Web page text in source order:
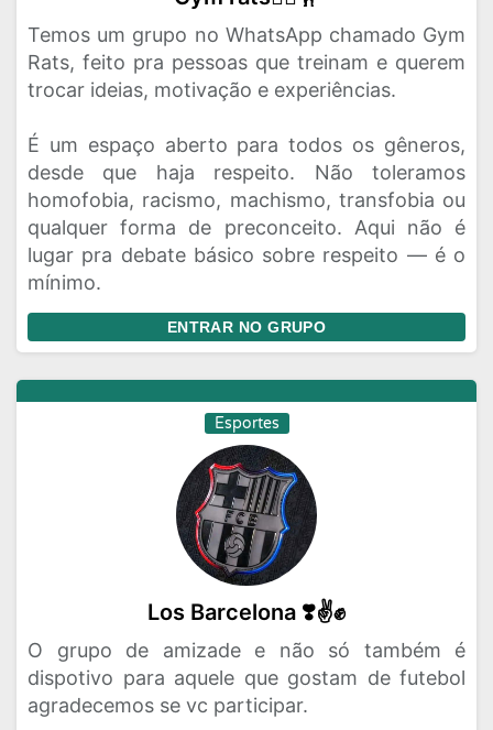
Temos um grupo no WhatsApp chamado Gym
Rats, feito pra pessoas que treinam e querem
trocar ideias, motivação e experiências.
É um espaço aberto para todos os gêneros,
desde que haja respeito. Não toleramos
homofobia, racismo, machismo, transfobia ou
qualquer forma de preconceito. Aqui não é
lugar pra debate básico sobre respeito — é o
mínimo.
ENTRAR NO GRUPO
Esportes
Los Barcelona ❣️✌️✊
O grupo de amizade e não só também é
dispotivo para aquele que gostam de futebol
agradecemos se vc participar.